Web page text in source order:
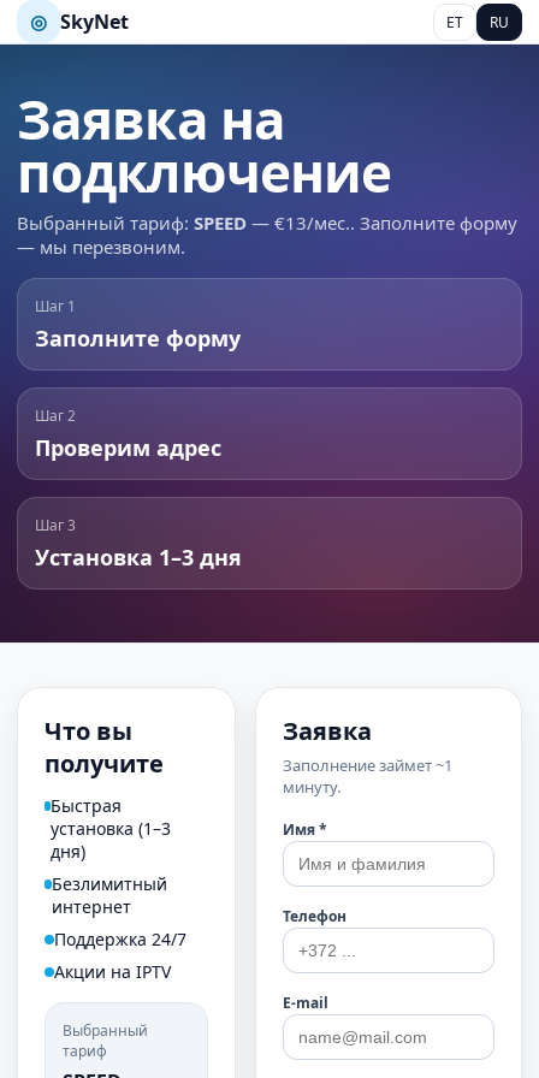
◎ SkyNet ET RU
Заявка на
подключение
Выбранный тариф: SPEED — €13/мес.. Заполните форму
— мы перезвоним.
Шаг 1
Заполните форму
Шаг 2
Проверим адрес
Шаг 3
Установка 1–3 дня
Что вы
получите
Быстрая
установка (1–3
дня)
Безлимитный
интернет
Поддержка 24/7
Акции на IPTV
Выбранный
тариф
Заявка
Заполнение займет ~1
минуту.
Имя *
Телефон
E-mail